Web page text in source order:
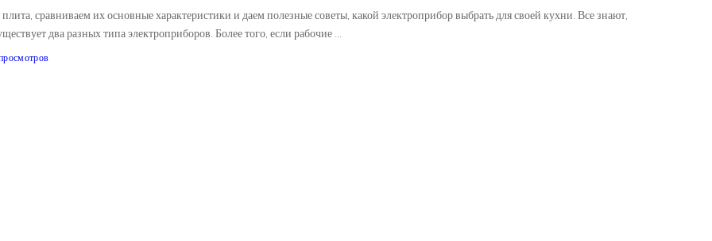
сравниваем их основные характеристики и даем полезные советы, какой электроприбор выбрать для своей кухни. Все знают,
два разных типа электроприборов. Более того, если рабочие ...